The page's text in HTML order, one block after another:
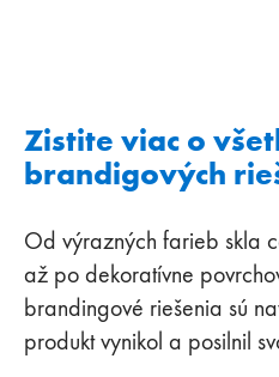
Zistite viac o
brandigových
Od výrazných farieb skla
až po dekoratívne
brandingové riešenia sú
produkt vynikol a posilnil